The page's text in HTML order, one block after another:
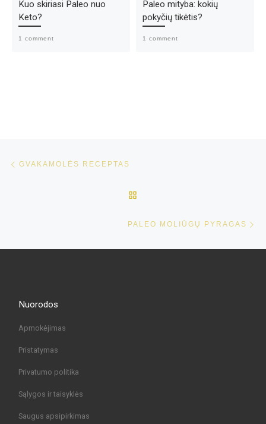
Kuo skiriasi Paleo nuo
Keto?
1 comment
Paleo mityba: kokių
pokyčių tikėtis?
1 comment
Post navigation
GVAKAMOLĖS RECEPTAS
PALEO MOLIŪGŲ PYRAGAS
Nuorodos
Apmokėjimas
Pristatymas
Privatumo politika
Sąlygos ir taisyklės
Saugus apsipirkimas